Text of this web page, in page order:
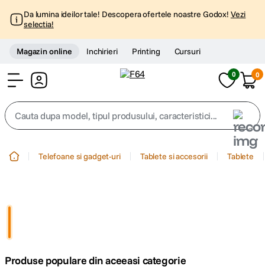
Da lumina ideilor tale! Descopera ofertele noastre Godox! Vezi
selectia!
Magazin online Inchirieri Printing Cursuri
0 0
Cauta dupa model, tipul produsului, caracteristici...
4. peak design
Telefoane si gadget-uri Tablete si accesorii Tablete
Produse populare din aceeasi categorie